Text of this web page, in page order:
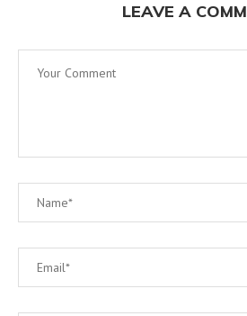
LEAVE A